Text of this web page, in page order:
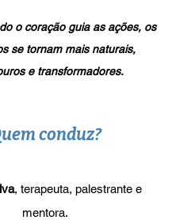
o coração guia as ações, os
se tornam mais naturais,
e transformadores.
conduz?
, terapeuta, palestrante e
mentora.